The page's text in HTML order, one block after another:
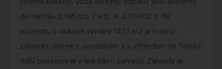
do septiku (stáří cca 7 let), el. 230/400 V. Na
pozemku o celkové výměře 1472 m2 je krásný
zahradní domek s posezením a s výhledem na Trosky,
další posezení je v jiné části zahrady. Zahrada je